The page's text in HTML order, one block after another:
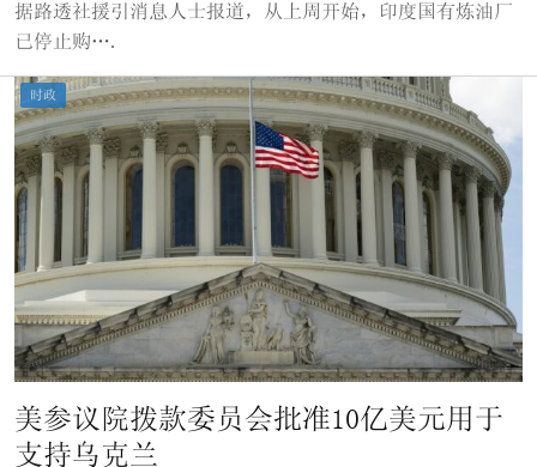
据路透社援引消息人士报道，从上周开始，印度国有炼油厂
已停止购….
时政
美参议院拨款委员会批准10亿美元用于
支持乌克兰